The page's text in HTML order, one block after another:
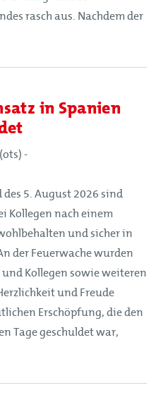
rasch aus. Nachdem der
in Spanien
-
des 5. August 2026 sind
Kollegen nach einem
und sicher in
der Feuerwache wurden
Kollegen sowie weiteren
und Freude
Erschöpfung, die den
Tage geschuldet war,